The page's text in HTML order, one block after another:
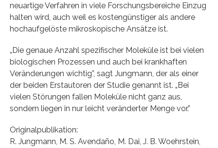
neuartige Verfahren in viele Forschungsbereiche Einzug
halten wird, auch weil es kostengünstiger als andere
hochaufgelöste mikroskopische Ansätze ist.
„Die genaue Anzahl spezifischer Moleküle ist bei vielen
biologischen Prozessen und auch bei krankhaften
Veränderungen wichtig”, sagt Jungmann, der als einer
der beiden Erstautoren der Studie genannt ist. „Bei
vielen Störungen fallen Moleküle nicht ganz aus,
sondern liegen in nur leicht veränderter Menge vor.”
Originalpublikation:
R. Jungmann, M. S. Avendaño, M. Dai, J. B. Woehrstein,